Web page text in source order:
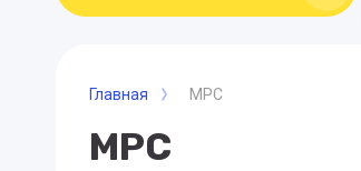
Главная МРС
МРС